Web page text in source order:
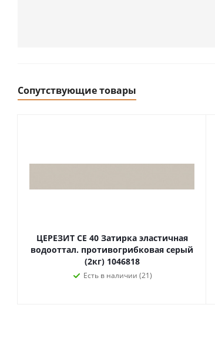
Сопутствующие товары
ЦЕРЕЗИТ CE 40 Затирка эластичная
водооттал. противогрибковая серый
(2кг) 1046818
Есть в наличии (21)